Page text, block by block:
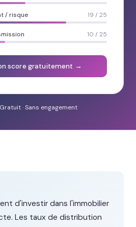
/ risque 19 / 25
10 / 25
score gratuitement →
· Sans engagement
d'investir dans l'immobilier
Les taux de distribution